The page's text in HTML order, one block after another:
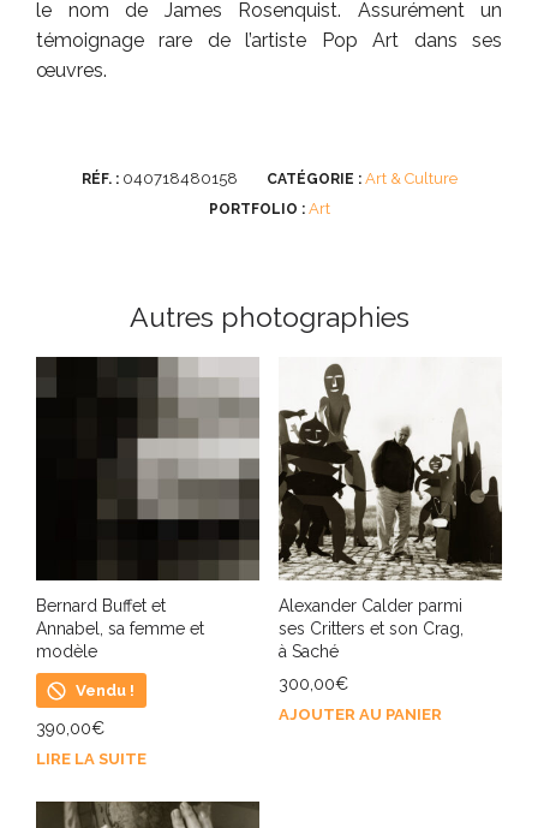
le nom de James Rosenquist. Assurément un
témoignage rare de l’artiste Pop Art dans ses
œuvres.
RÉF. : 040718480158 CATÉGORIE : Art & Culture
PORTFOLIO : Art
Autres photographies
Bernard Buffet et
Annabel, sa femme et
modèle
Vendu !
390,00€
LIRE LA SUITE
Alexander Calder parmi
ses Critters et son Crag,
à Saché
300,00€
AJOUTER AU PANIER